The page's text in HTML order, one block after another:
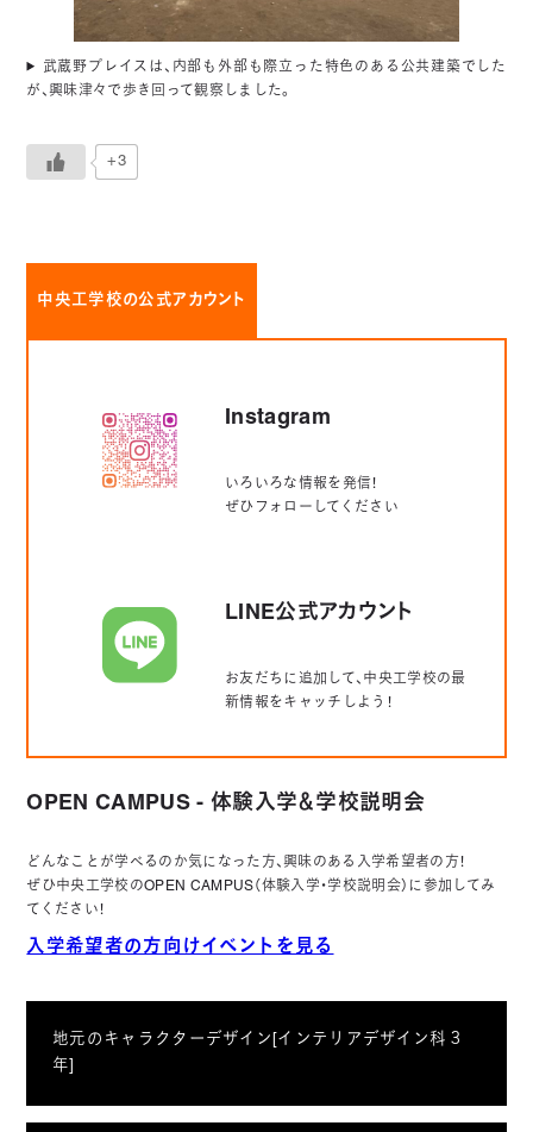
武蔵野プレイスは、内部も外部も際立った特色のある公共建築でした
が、興味津々で歩き回って観察しました。
+3
中央工学校の公式アカウント
Instagram
いろいろな情報を発信！
ぜひフォローしてください
LINE公式アカウント
お友だちに追加して、中央工学校の最
新情報をキャッチしよう！
OPEN CAMPUS - 体験入学＆学校説明会
どんなことが学べるのか気になった方、興味のある入学希望者の方！
ぜひ中央工学校のOPEN CAMPUS（体験入学・学校説明会）に参加してみ
てください！
入学希望者の方向けイベントを見る
地元のキャラクターデザイン[インテリアデザイン科３
年]